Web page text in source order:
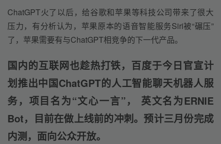
ChatGPT火了以后，给谷歌和苹果等科技公司带来了很大
压力，有分析认为，苹果原本的语音智能服务Siri被“碾压”
了，苹果需要有与ChatGPT相竞争的下一代产品。
国内的互联网也趁热打铁，百度于今日官宣计
划推出中国ChatGPT的人工智能聊天机器人服
务，项目名为“文心一言”， 英文名为ERNIE
Bot，目前在做上线前的冲刺。预计三月份完成
内测，面向公众开放。